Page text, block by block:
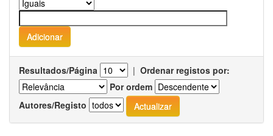
Resultados/Página | Ordenar registos por:
Por ordem
Autores/Registo